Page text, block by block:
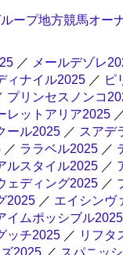
ープ地方競馬オー
／ メールデゾレ
ィナイル2025 ／ ピ
プリンセスノンコ
レットアリア2025
ール2025 ／ スアデ
／ ララベル2025 ／
ルスタイル2025 ／
ェディング2025 ／
2025 ／ エイシンヴ
イムポッシブル2025
ッチ2025 ／ リフタ
2025 ／ スパニッ